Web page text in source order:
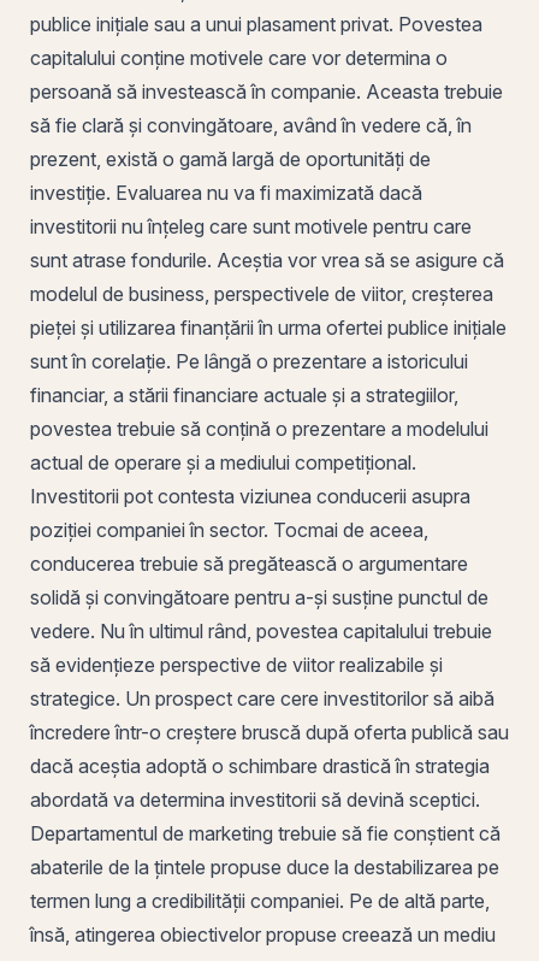
publice inițiale sau a unui plasament privat. Povestea
capitalului conține motivele care vor determina o
persoană să investească în companie. Aceasta trebuie
să fie clară și convingătoare, având în vedere că, în
prezent, există o gamă largă de oportunități de
investiție. Evaluarea nu va fi maximizată dacă
investitorii nu înțeleg care sunt motivele pentru care
sunt atrase fondurile. Aceștia vor vrea să se asigure că
modelul de business, perspectivele de viitor, creșterea
pieței și utilizarea finanțării în urma ofertei publice inițiale
sunt în corelație. Pe lângă o prezentare a istoricului
financiar, a stării financiare actuale și a strategiilor,
povestea trebuie să conțină o prezentare a modelului
actual de operare și a mediului competițional.
Investitorii pot contesta viziunea conducerii asupra
poziției companiei în sector. Tocmai de aceea,
conducerea trebuie să pregătească o argumentare
solidă și convingătoare pentru a-și susține punctul de
vedere. Nu în ultimul rând, povestea capitalului trebuie
să evidențieze perspective de viitor realizabile și
strategice. Un prospect care cere investitorilor să aibă
încredere într-o creștere bruscă după oferta publică sau
dacă aceștia adoptă o schimbare drastică în strategia
abordată va determina investitorii să devină sceptici.
Departamentul de marketing trebuie să fie conștient că
abaterile de la țintele propuse duce la destabilizarea pe
termen lung a credibilității companiei. Pe de altă parte,
însă, atingerea obiectivelor propuse creează un mediu